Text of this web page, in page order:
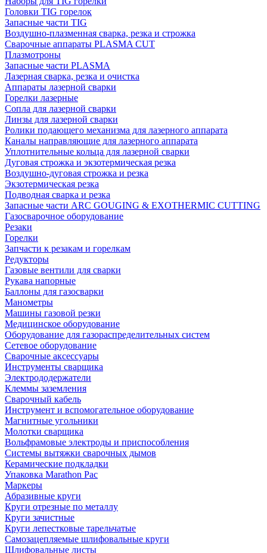
Головки TIG горелок
Запасные части TIG
Воздушно-плазменная сварка, резка и строжка
Сварочные аппараты PLASMA CUT
Плазмотроны
Запасные части PLASMA
Лазерная сварка, резка и очистка
Аппараты лазерной сварки
Горелки лазерные
Сопла для лазерной сварки
Линзы для лазерной сварки
Ролики подающего механизма для лазерного аппарата
Каналы направляющие для лазерного аппарата
Уплотнительные кольца для лазерной сварки
Дуговая строжка и экзотермическая резка
Воздушно-дуговая строжка и резка
Экзотермическая резка
Подводная сварка и резка
Запасные части ARC GOUGING & EXOTHERMIC CUTTING
Газосварочное оборудование
Резаки
Горелки
Запчасти к резакам и горелкам
Редукторы
Газовые вентили для сварки
Рукава напорные
Баллоны для газосварки
Манометры
Машины газовой резки
Медицинское оборудование
Оборудование для газораспределительных систем
Сетевое оборудование
Сварочные аксессуары
Инструменты сварщика
Электрододержатели
Клеммы заземления
Сварочный кабель
Инструмент и вспомогательное оборудование
Магнитные угольники
Молотки сварщика
Вольфрамовые электроды и приспособления
Системы вытяжки сварочных дымов
Керамические подкладки
Упаковка Marathon Pac
Маркеры
Абразивные круги
Круги отрезные по металлу
Круги зачистные
Круги лепестковые тарельчатые
Самозацепляемые шлифовальные круги
Шлифовальные листы